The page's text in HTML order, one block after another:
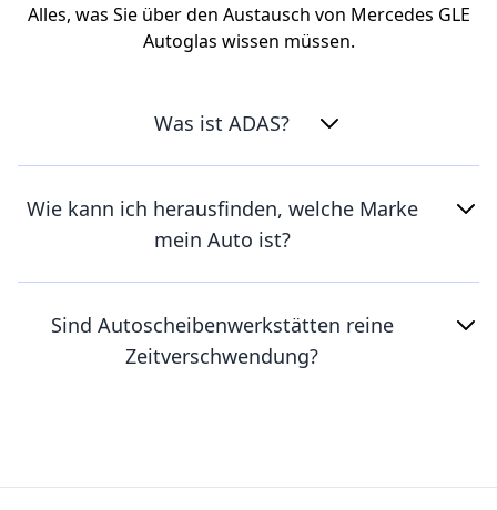
Alles, was Sie über den Austausch von Mercedes GLE
Autoglas wissen müssen.
Was ist ADAS?
Wie kann ich herausfinden, welche Marke
mein Auto ist?
Sind Autoscheibenwerkstätten reine
Zeitverschwendung?